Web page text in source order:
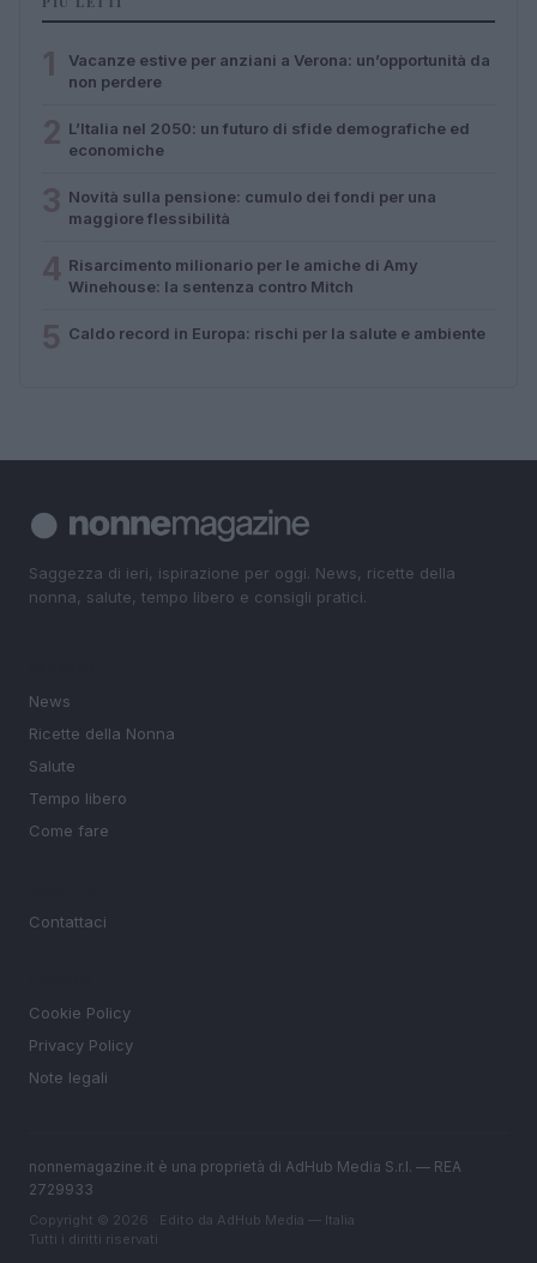
Vacanze estive per anziani a Verona: un’opportunità da
non perdere
L’Italia nel 2050: un futuro di sfide demografiche ed
economiche
Novità sulla pensione: cumulo dei fondi per una
maggiore flessibilità
Risarcimento milionario per le amiche di Amy
Winehouse: la sentenza contro Mitch
Caldo record in Europa: rischi per la salute e ambiente
Saggezza di ieri, ispirazione per oggi. News, ricette della
nonna, salute, tempo libero e consigli pratici.
News
Ricette della Nonna
Salute
Tempo libero
Come fare
Contattaci
Cookie Policy
Privacy Policy
Note legali
nonnemagazine.it è una proprietà di AdHub Media S.r.l. — REA
2729933
Copyright © 2026 · Edito da AdHub Media — Italia
Tutti i diritti riservati